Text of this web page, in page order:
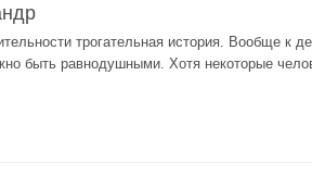
трогательная история. Вообще к
быть равнодушными. Хотя некоторые